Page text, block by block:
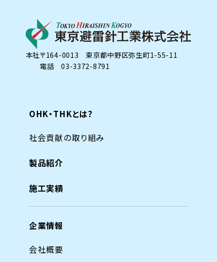
本社〒164-0013 東京都中野区弥生町1-55-11
電話 03-3372-8791
OHK・THKとは?
社会貢献の取り組み
製品紹介
施工実績
企業情報
会社概要